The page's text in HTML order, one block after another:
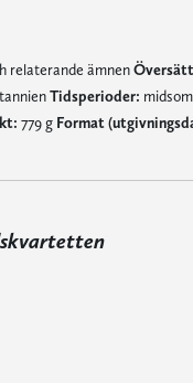
relaterande ämnen
Tidsperioder:
779 g Format